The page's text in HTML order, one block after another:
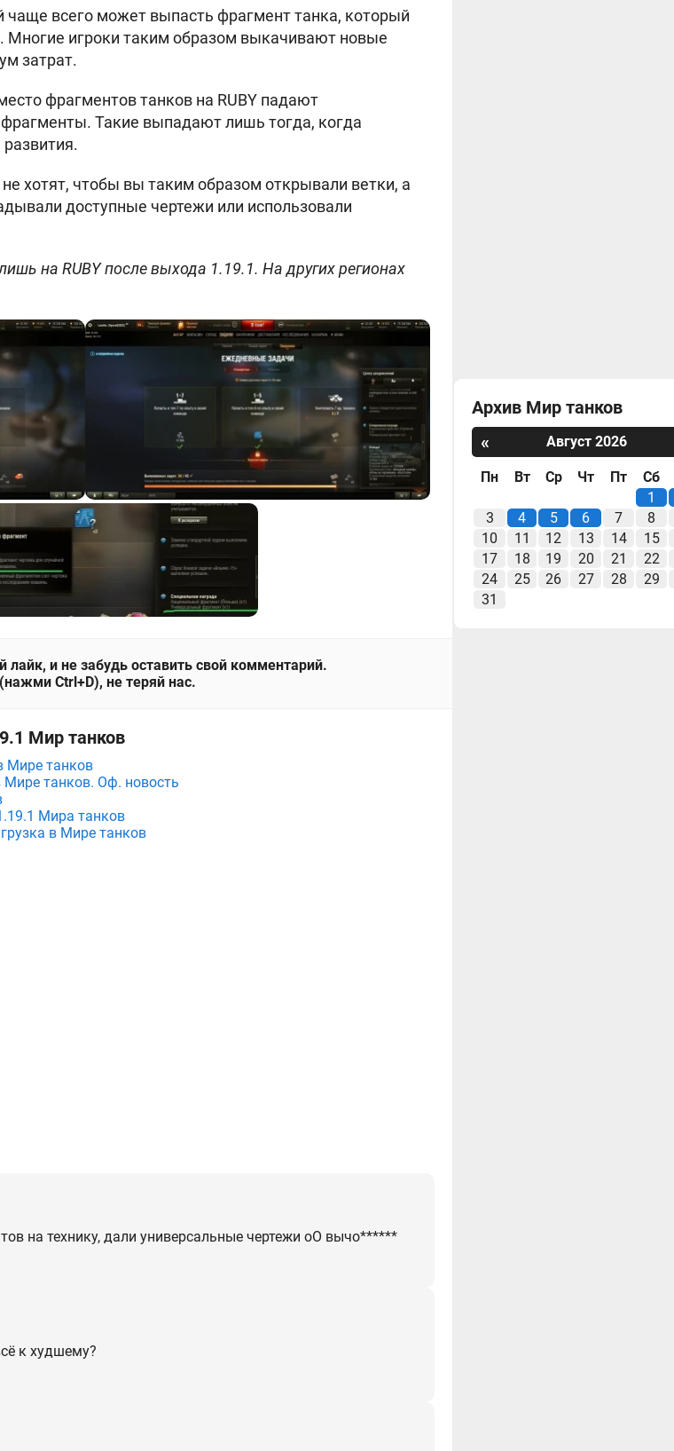
всего может выпасть фрагмент танка, который
Многие игроки таким образом выкачивают новые
затрат.
фрагментов танков на RUBY падают
Такие выпадают лишь тогда, когда
хотят, чтобы вы таким образом открывали ветки, а
доступные чертежи или использовали
на RUBY после выхода 1.19.1. На других регионах
лайк, и не забудь оставить свой комментарий.
Ctrl+D), не теряй нас.
Мир танков
Мире танков
Мире танков. Оф. новость
Мира танков
в Мире танков
на технику, дали универсальные чертежи оО вычо******
к худшему?
Архив Мир танков
«
Август 2026
Пн Вт Ср Чт Пт
Сб
1
3
4 5 6 7
8
10
11 12 13 14
15
17
18 19 20 21
22
24
25 26 27 28
29
31